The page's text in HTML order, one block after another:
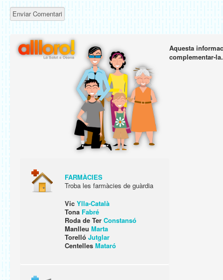
FARMÀCIES
Troba les farmàcies de guàrdia
Vic Ylla-Català
Tona Fabré
Roda de Ter Constansó
Manlleu Marta
Torelló Jutglar
Centelles Mataró
Aquesta
complementar-la.